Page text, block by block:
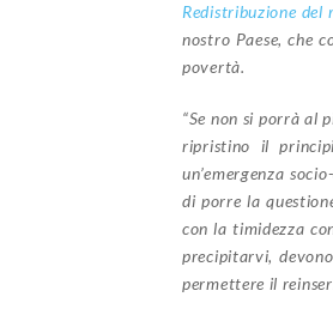
Redistribuzione del
nostro Paese, che
povertà.
“Se non si porrà al
ripristino il
un’emergenza
di porre la
con la timidezza
precipitarvi,
permettere il